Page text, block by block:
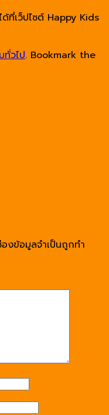
ด้ที่เว็ปไซต์ Happy Kids
ทั่วไป. Bookmark the
องข้อมูลจำเป็นถูกทำ